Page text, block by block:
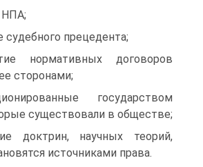
НПА;
судебного прецедента;
нормативных договоров
сторонами;
государством
существовали в обществе;
доктрин, научных теорий,
источниками права.